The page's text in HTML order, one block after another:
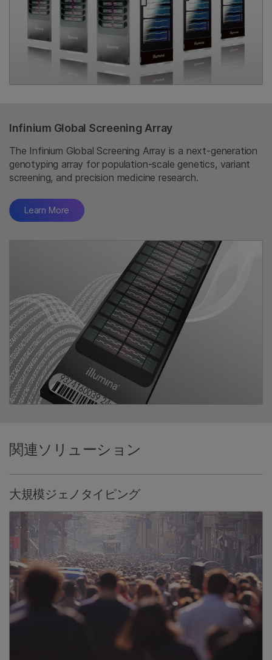
Infinium Global Screening Array
The Infinium Global Screening Array is a next-generation
genotyping array for population-scale genetics, variant
screening, and precision medicine research.
Learn More
関連ソリューション
大規模ジェノタイピング